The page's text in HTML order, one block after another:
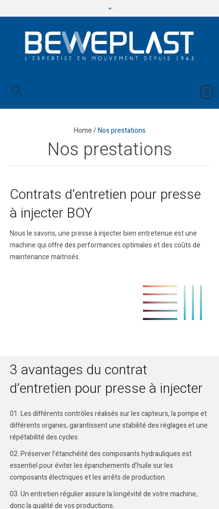
Home/Nos prestations
Nos prestations
Contrats d’entretien pour presse
à injecter BOY
Nous le savons, une presse à injecter bien entretenue est une
machine qui offre des performances optimales et des coûts de
maintenance maitrisés.
3 avantages du contrat
d’entretien pour presse à injecter
Les différents contrôles réalisés sur les capteurs, la pompe et
différents organes, garantissent une stabilité des réglages et une
répétabilité des cycles.
Préserver l’étanchéité des composants hydrauliques est
essentiel pour éviter les épanchements d’huile sur les
composants électriques et les arrêts de production.
Un entretien régulier assure la longévité de votre machine,
donc la qualité de vos productions.